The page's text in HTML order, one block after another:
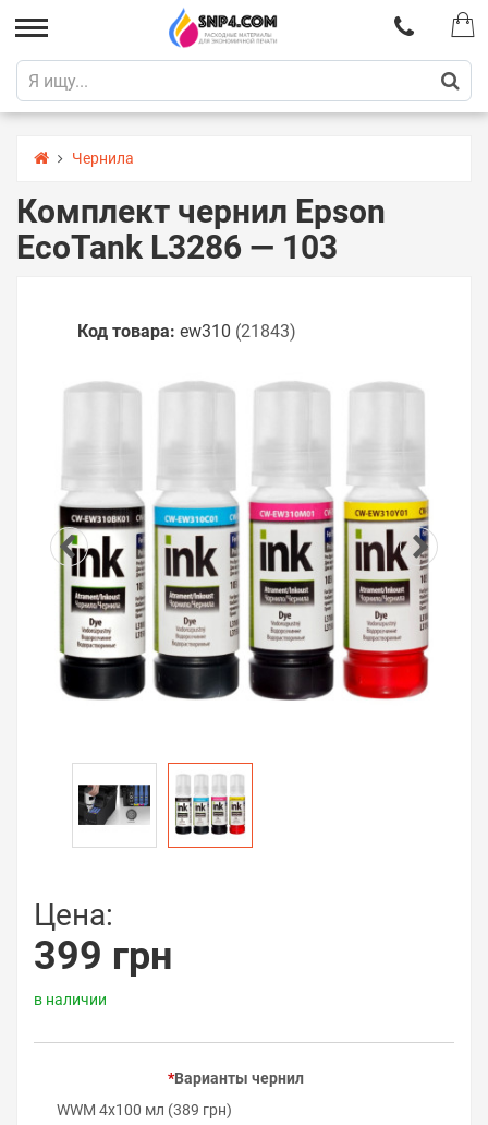
Чернила
Комплект чернил Epson
EcoTank L3286 — 103
Код товара: ew310 (21843)
Цена:
399 грн
в наличии
Варианты чернил
WWM 4х100 мл (389 грн)